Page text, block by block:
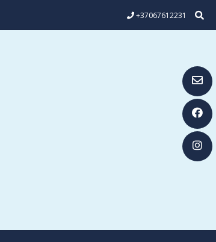
+37067612231